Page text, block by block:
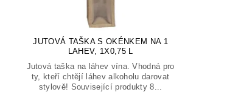
JUTOVÁ TAŠKA S OKÉNKEM NA 1
LAHEV, 1X0,75 L
Jutová taška na láhev vína. Vhodná pro
ty, kteří chtějí láhev alkoholu darovat
stylově! Související produkty 8...